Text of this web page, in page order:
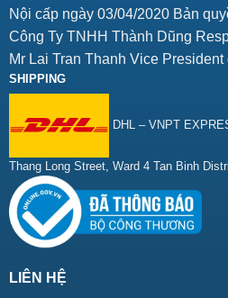
Nội cấp ngày 03/04/2020 Bản
Công Ty TNHH Thành Dũng
Mr Lai Tran Thanh Vice
SHIPPING
DHL – VNPT
Thang Long Street, Ward 4 Tan Binh
LIÊN HỆ